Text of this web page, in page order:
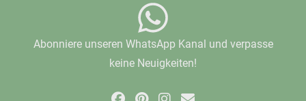
Abonniere unseren WhatsApp Kanal und verpasse
keine Neuigkeiten!